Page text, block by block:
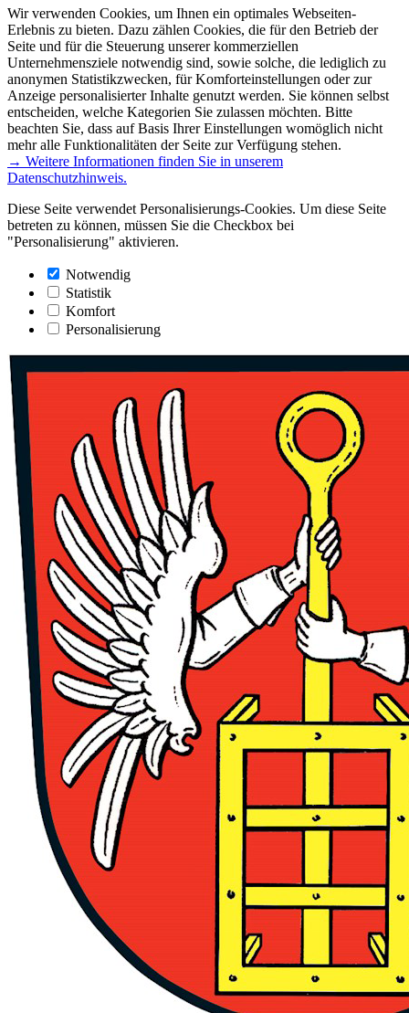
Wir verwenden Cookies, um Ihnen ein optimales Webseiten-
Erlebnis zu bieten. Dazu zählen Cookies, die für den Betrieb der
Seite und für die Steuerung unserer kommerziellen
Unternehmensziele notwendig sind, sowie solche, die lediglich zu
anonymen Statistikzwecken, für Komforteinstellungen oder zur
Anzeige personalisierter Inhalte genutzt werden. Sie können selbst
entscheiden, welche Kategorien Sie zulassen möchten. Bitte
beachten Sie, dass auf Basis Ihrer Einstellungen womöglich nicht
mehr alle Funktionalitäten der Seite zur Verfügung stehen.
→ Weitere Informationen finden Sie in unserem
Datenschutzhinweis.
Diese Seite verwendet Personalisierungs-Cookies. Um diese Seite
betreten zu können, müssen Sie die Checkbox bei
"Personalisierung" aktivieren.
Notwendig
Statistik
Komfort
Personalisierung